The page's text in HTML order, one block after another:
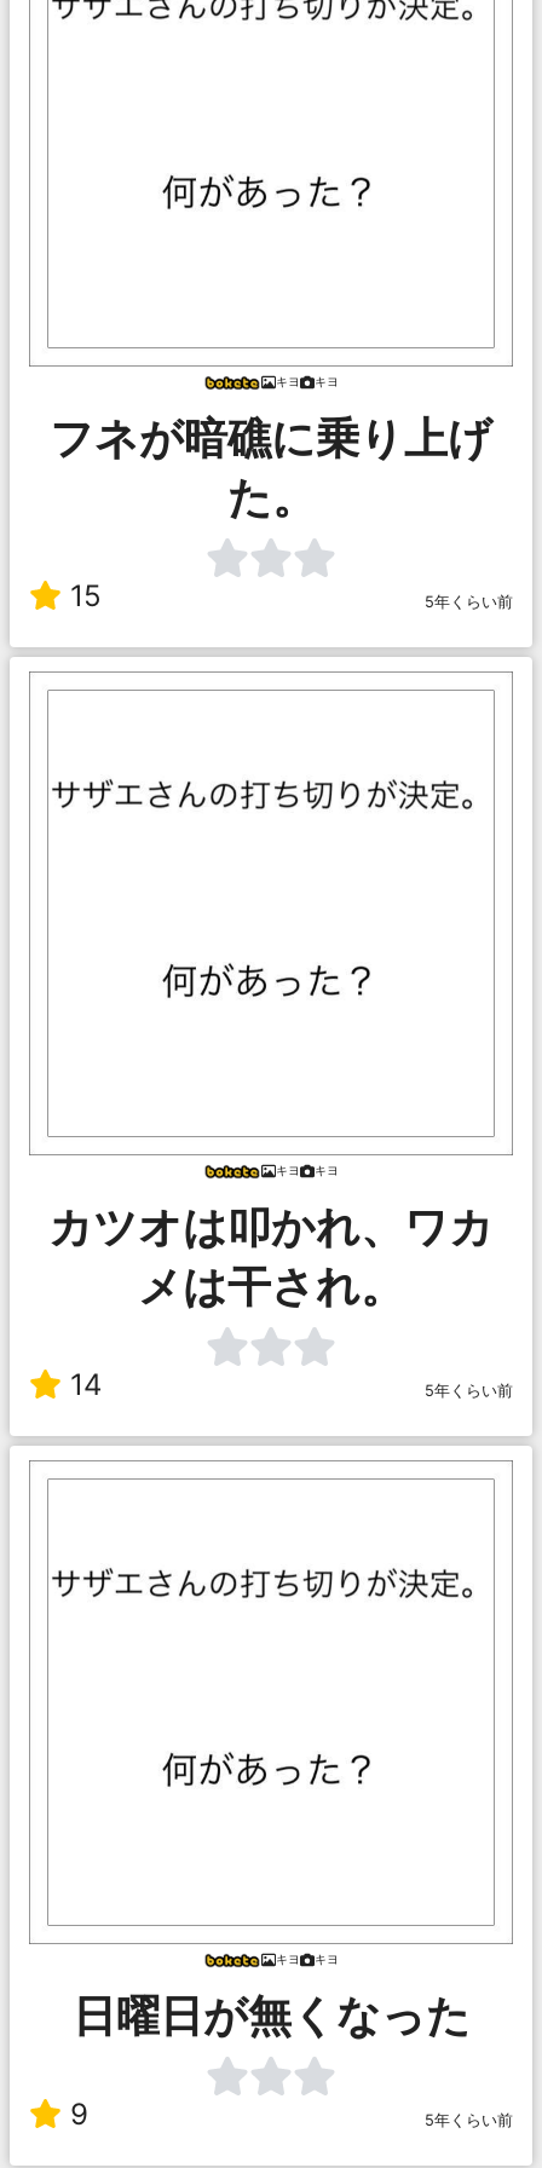
キヨ キヨ
フネが暗礁に乗り上げ
た。
15 5年くらい前
キヨ キヨ
カツオは叩かれ、ワカ
メは干され。
14 5年くらい前
キヨ キヨ
日曜日が無くなった
9 5年くらい前